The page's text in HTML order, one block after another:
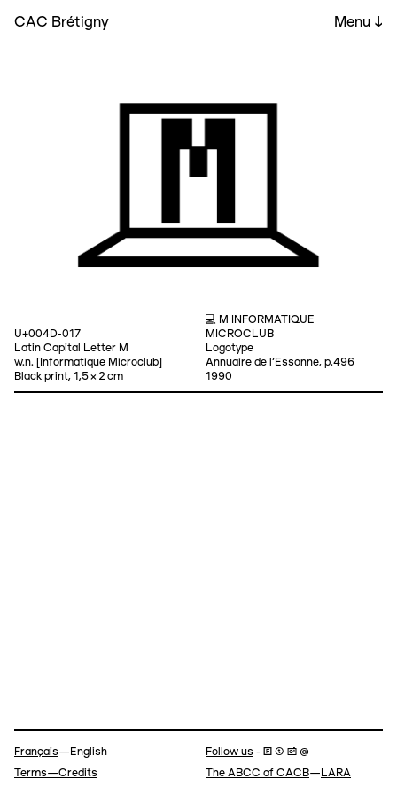
CAC Brétigny Menu ↓
U+004D-017
Latin Capital Letter M
💻 M INFORMATIQUE
MICROCLUB
Logotype
w.n. [Informatique Microclub]
Black print, 1,5 × 2 cm
Annuaire de l’Essonne, p.496
1990
Navigation
Français—English Follow us - 🄵 ⓣ 📷 @
Terms—Credits The ABCC of CACB— LARA